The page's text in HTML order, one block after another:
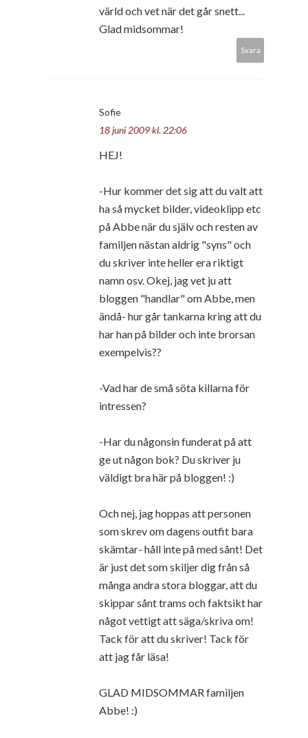
värld och vet när det går snett...
Glad midsommar!
Svara
Sofie
18 juni 2009 kl. 22:06
HEJ!
-Hur kommer det sig att du valt att
ha så mycket bilder, videoklipp etc
på Abbe när du själv och resten av
familjen nästan aldrig "syns" och
du skriver inte heller era riktigt
namn osv. Okej, jag vet ju att
bloggen "handlar" om Abbe, men
ändå- hur går tankarna kring att du
har han på bilder och inte brorsan
exempelvis??
-Vad har de små söta killarna för
intressen?
-Har du någonsin funderat på att
ge ut någon bok? Du skriver ju
väldigt bra här på bloggen! :)
Och nej, jag hoppas att personen
som skrev om dagens outfit bara
skämtar- håll inte på med sånt! Det
är just det som skiljer dig från så
många andra stora bloggar, att du
skippar sånt trams och faktsikt har
något vettigt att säga/skriva om!
Tack för att du skriver! Tack för
att jag får läsa!
GLAD MIDSOMMAR familjen
Abbe! :)